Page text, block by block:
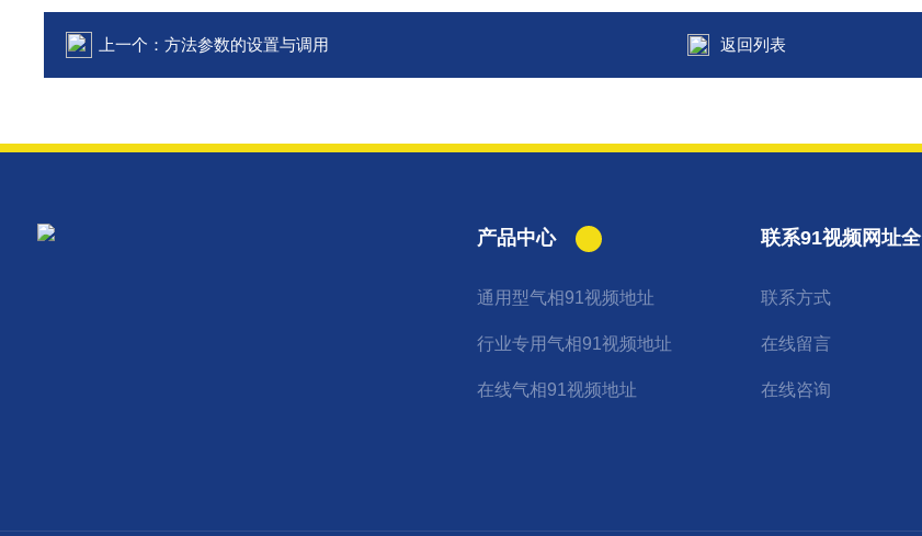
上一个：方法参数的设置与调用 返回列表
产品中心
通用型气相91视频地址
行业专用气相91视频地址
在线气相91视频地址
联系91视频网址全
联系方式
在线留言
在线咨询